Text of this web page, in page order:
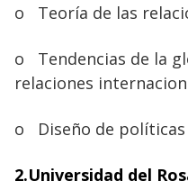
o Teoría de las
o
Tendencias de la
relaciones
o Diseño de
2.Universidad del